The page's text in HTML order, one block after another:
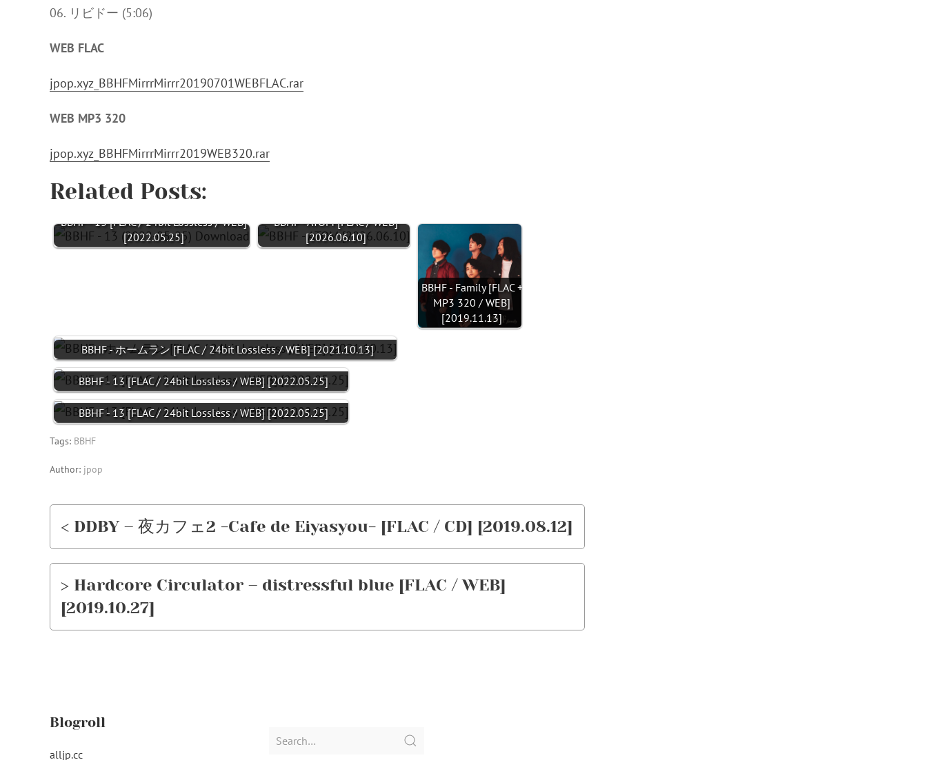
06. リビドー (5:06)
WEB FLAC
jpop.xyz_BBHFMirrrMirrr20190701WEBFLAC.rar
WEB MP3 320
jpop.xyz_BBHFMirrrMirrr2019WEB320.rar
Related Posts:
BBHF - 13 [FLAC / 24bit Lossless / WEB]
[2022.05.25]
BBHF - ATOM [FLAC / WEB]
[2026.06.10]
BBHF - Family [FLAC +
MP3 320 / WEB]
[2019.11.13]
BBHF - ホームラン [FLAC / 24bit Lossless / WEB] [2021.10.13]
BBHF - 13 [FLAC / 24bit Lossless / WEB] [2022.05.25]
BBHF - 13 [FLAC / 24bit Lossless / WEB] [2022.05.25]
Tags: BBHF
Author: jpop
< DDBY – 夜カフェ2 -Cafe de Eiyasyou- [FLAC / CD] [2019.08.12]
> Hardcore Circulator – distressful blue [FLAC / WEB]
[2019.10.27]
Blogroll
alljp.cc
Search